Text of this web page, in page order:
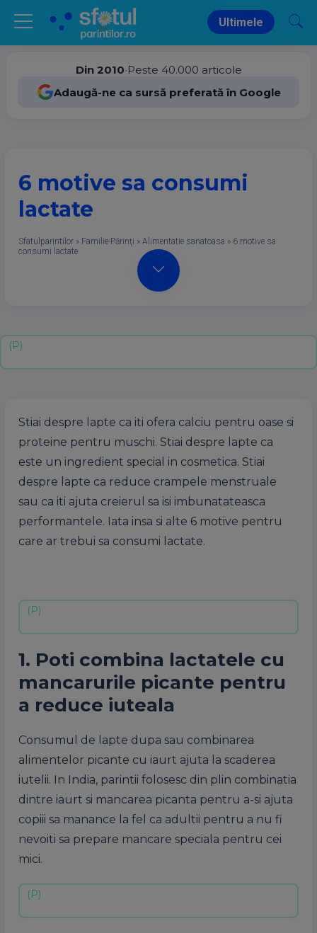
Ultimele
Din 2010•Peste 40.000 articole
Adaugă-ne ca sursă preferată în Google
6 motive sa consumi
lactate
Sfatulparintilor » Familie-Părinţi » Alimentatie sanatoasa » 6 motive sa
consumi lactate
Stiai despre lapte ca iti ofera calciu pentru oase si
proteine pentru muschi. Stiai despre lapte ca
este un ingredient special in cosmetica. Stiai
despre lapte ca reduce crampele menstruale
sau ca iti ajuta creierul sa isi imbunatateasca
performantele. Iata insa si alte 6 motive pentru
care ar trebui sa consumi lactate.
1. Poti combina lactatele cu
mancarurile picante pentru
a reduce iuteala
Consumul de lapte dupa sau combinarea
alimentelor picante cu iaurt ajuta la scaderea
iutelii. In India, parintii folosesc din plin combinatia
dintre iaurt si mancarea picanta pentru a-si ajuta
copiii sa manance la fel ca adultii pentru a nu fi
nevoiti sa prepare mancare speciala pentru cei
mici.